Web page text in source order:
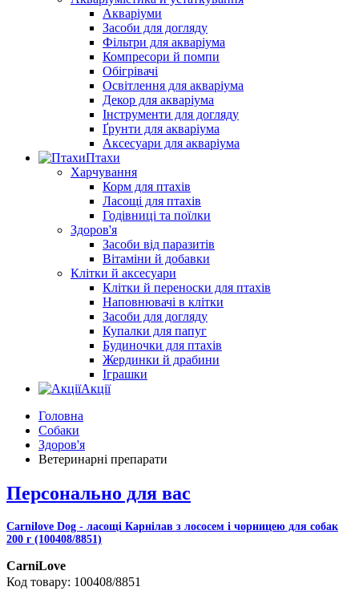
Акваріуми
Засоби для догляду
Фільтри для акваріума
Компресори й помпи
Обігрівачі
Освітлення для акваріума
Декор для акваріума
Інструменти для догляду
Ґрунти для акваріума
Аксесуари для акваріума
Птахи
Харчування
Корм для птахів
Ласощі для птахів
Годівниці та поїлки
Здоров'я
Засоби від паразитів
Вітаміни й добавки
Клітки й аксесуари
Клітки й переноски для птахів
Наповнювачі в клітки
Засоби для догляду
Купалки для папуг
Будиночки для птахів
Жердинки й драбини
Іграшки
Акції
Головна
Собаки
Здоров'я
Ветеринарні препарати
Персонально для вас
Carnilove Dog - ласощі Карнілав з лососем і чорницею для собак
200 г (100408/8851)
CarniLove
100408/8851